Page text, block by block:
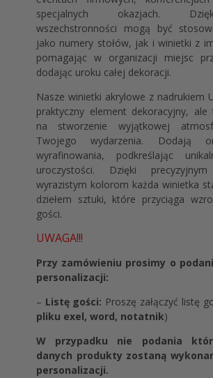
specjalnych okazjach.
wszechstronności mogą być
jako numery stołów, jak i winietki z
pomagając w organizacji miejsc
dodając uroku całej dekoracji.
Nasze winietki akrylowe z nadrukiem
praktyczny element dekoracyjny, ale
na stworzenie wyjątkowej
Twojego wydarzenia. Dodają
wyrafinowania, podkreślając
uroczystości. Dzięki
wyrazistym kolorom każda winietka
dziełem sztuki, które przyciąga
gości.
UWAGA!!!
Przy zamówieniu prosimy o
personalizacji:
– Listę gości: Proszę załączyć listę
pliku exel, word, notatnik)
W przypadku nie podania
danych produkty zostaną
personalizacji.